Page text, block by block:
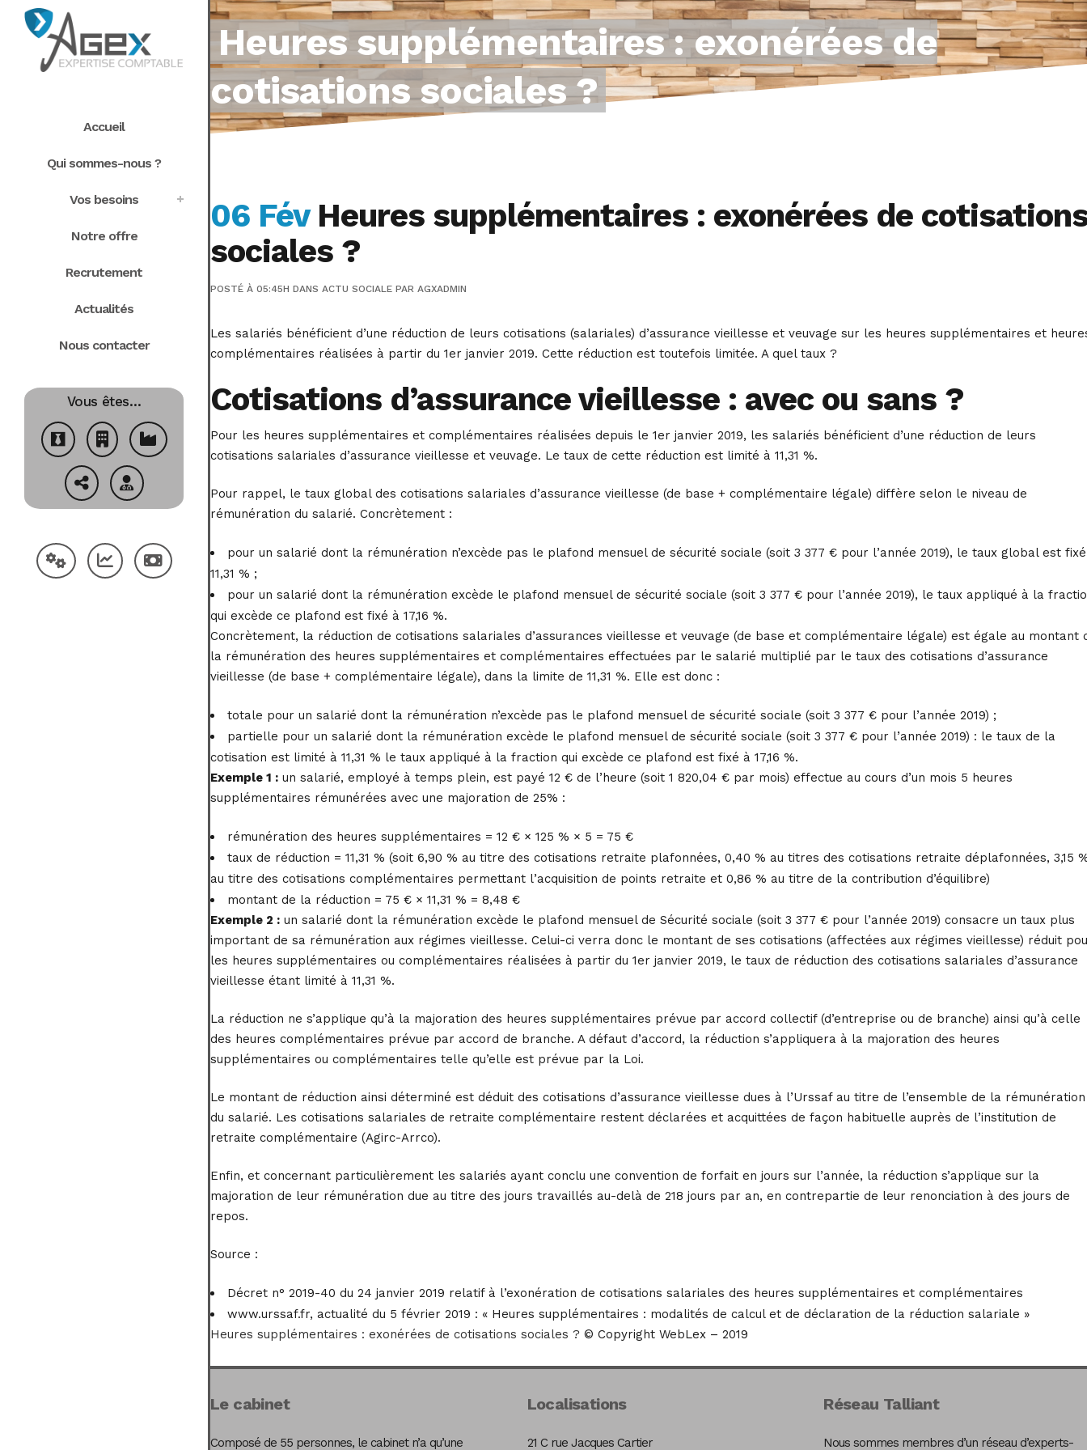
Accueil
Qui sommes-nous ?
Vos besoins
Notre offre
Recrutement
Actualités
Nous contacter
Vous êtes…
Heures supplémentaires : exonérées de
cotisations sociales ?
06 FévHeures supplémentaires : exonérées de
sociales ?
POSTÉ À 05:45H DANS ACTU SOCIALE PAR AGXADMIN
Les salariés bénéficient d’une réduction de leurs cotisations (salariales) d’assurance vieillesse et veuvage sur les heures supplémentaires et
complémentaires réalisées à partir du 1er janvier 2019. Cette réduction est toutefois limitée. A quel taux ?
Cotisations d’assurance vieillesse : avec ou sans ?
Pour les heures supplémentaires et complémentaires réalisées depuis le 1er janvier 2019, les salariés bénéficient d’une réduction de leurs
cotisations salariales d’assurance vieillesse et veuvage. Le taux de cette réduction est limité à 11,31 %.
Pour rappel, le taux global des cotisations salariales d’assurance vieillesse (de base + complémentaire légale) diffère selon le niveau de
rémunération du salarié. Concrètement :
pour un salarié dont la rémunération n’excède pas le plafond mensuel de sécurité sociale (soit 3 377 € pour l’année 2019), le taux global est
11,31 % ;
pour un salarié dont la rémunération excède le plafond mensuel de sécurité sociale (soit 3 377 € pour l’année 2019), le taux appliqué à la
qui excède ce plafond est fixé à 17,16 %.
Concrètement, la réduction de cotisations salariales d’assurances vieillesse et veuvage (de base et complémentaire légale) est égale au montant
la rémunération des heures supplémentaires et complémentaires effectuées par le salarié multiplié par le taux des cotisations d’assurance
vieillesse (de base + complémentaire légale), dans la limite de 11,31 %. Elle est donc :
totale pour un salarié dont la rémunération n’excède pas le plafond mensuel de sécurité sociale (soit 3 377 € pour l’année 2019) ;
partielle pour un salarié dont la rémunération excède le plafond mensuel de sécurité sociale (soit 3 377 € pour l’année 2019) : le taux de la
cotisation est limité à 11,31 % le taux appliqué à la fraction qui excède ce plafond est fixé à 17,16 %.
Exemple 1 : un salarié, employé à temps plein, est payé 12 € de l’heure (soit 1 820,04 € par mois) effectue au cours d’un mois 5 heures
supplémentaires rémunérées avec une majoration de 25% :
rémunération des heures supplémentaires = 12 € × 125 % × 5 = 75 €
taux de réduction = 11,31 % (soit 6,90 % au titre des cotisations retraite plafonnées, 0,40 % au titres des cotisations retraite déplafonnées, 3,15
au titre des cotisations complémentaires permettant l’acquisition de points retraite et 0,86 % au titre de la contribution d’équilibre)
montant de la réduction = 75 € × 11,31 % = 8,48 €
Exemple 2 : un salarié dont la rémunération excède le plafond mensuel de Sécurité sociale (soit 3 377 € pour l’année 2019) consacre un taux plus
important de sa rémunération aux régimes vieillesse. Celui-ci verra donc le montant de ses cotisations (affectées aux régimes vieillesse) réduit
les heures supplémentaires ou complémentaires réalisées à partir du 1er janvier 2019, le taux de réduction des cotisations salariales d’assurance
vieillesse étant limité à 11,31 %.
La réduction ne s’applique qu’à la majoration des heures supplémentaires prévue par accord collectif (d’entreprise ou de branche) ainsi qu’à celle
des heures complémentaires prévue par accord de branche. A défaut d’accord, la réduction s’appliquera à la majoration des heures
supplémentaires ou complémentaires telle qu’elle est prévue par la Loi.
Le montant de réduction ainsi déterminé est déduit des cotisations d’assurance vieillesse dues à l’Urssaf au titre de l’ensemble de la rémunération
du salarié. Les cotisations salariales de retraite complémentaire restent déclarées et acquittées de façon habituelle auprès de l’institution de
retraite complémentaire (Agirc-Arrco).
Enfin, et concernant particulièrement les salariés ayant conclu une convention de forfait en jours sur l’année, la réduction s’applique sur la
majoration de leur rémunération due au titre des jours travaillés au-delà de 218 jours par an, en contrepartie de leur renonciation à des jours de
repos.
Source :
Décret n° 2019-40 du 24 janvier 2019 relatif à l’exonération de cotisations salariales des heures supplémentaires et complémentaires
www.urssaf.fr, actualité du 5 février 2019 : « Heures supplémentaires : modalités de calcul et de déclaration de la réduction salariale »
Heures supplémentaires : exonérées de cotisations sociales ? © Copyright WebLex – 2019
Le cabinet
Composé de 55 personnes, le cabinet n’a qu’une
Localisations
21 C rue Jacques Cartier
Réseau Talliant
Nous sommes membres d’un réseau d’experts-